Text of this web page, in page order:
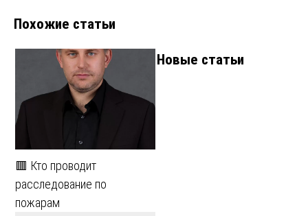
Похожие статьи
🟥 Кто проводит
расследование по
пожарам
Новые статьи